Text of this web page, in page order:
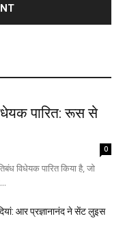
पारित: रूस से
0
विधेयक पारित किया है, जो
आर प्रज्ञानानंद ने सेंट लुइस